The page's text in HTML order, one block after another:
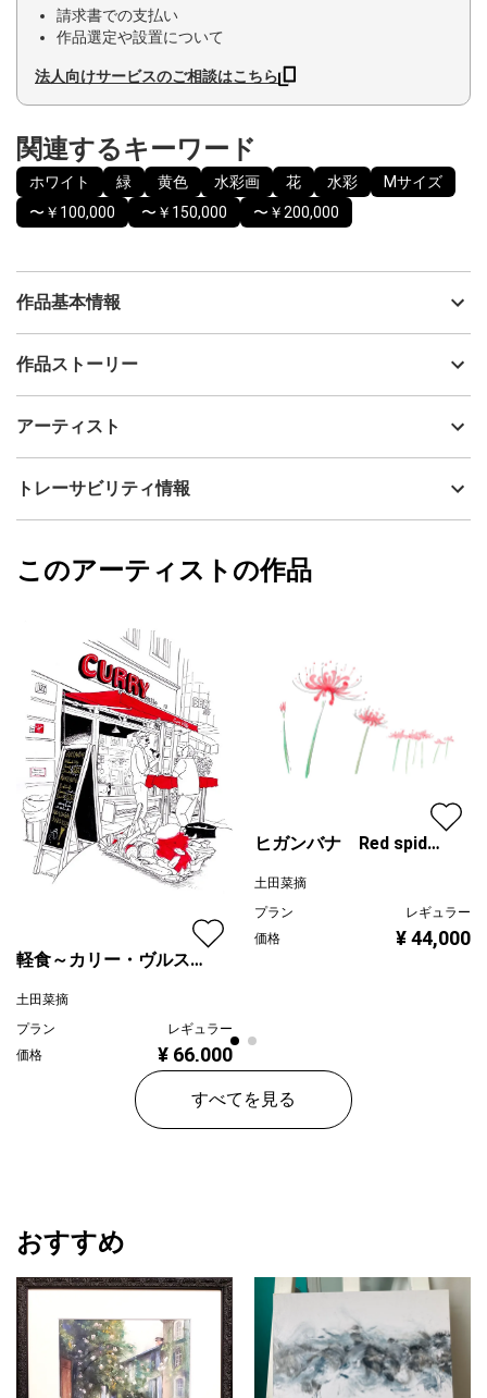
請求書での支払い
作品選定や設置について
法人向けサービスのご相談はこちら
関連するキーワード
ホワイト 緑 黄色 水彩画 花 水彩
Mサイズ
〜￥100,000
〜￥150,000 〜￥200,000
作品基本情報
出品者
制作年
水彩
カラー
ホワイト
ジャンル
水彩画
配送目安
二週間以内
作品ストーリー
はっと見入ってしまう瞬間があります
花を描くことが、ずっと苦手だった。
花自身にかなうわけがない。新しい魅力を加えることなどできそ
うもない、
花を見たときの、その美しさにハッとする感覚。
その瞬間を残したい、自分なりにとどめたいと思うようになっ
た。
それも、なるべく早く、長々と描いていると、新鮮さがなくなっ
てしまう…
と、そんなふうに、描いた花々を、今回披露いたします。
(2024年の個展「花めぐり」の挨拶文より)
アーティスト
土田菜摘
フォローする
トレーサビリティ情報
土田菜摘
このアーティストの作品
軽食～カリー・ヴルスト
土田菜摘
プラン
レギュラー
価格
¥ 66,000
ヒガンバナ Red spider
土田菜摘
プラン
レギュラー
価格
¥ 44,000
すべてを見る
おすすめ